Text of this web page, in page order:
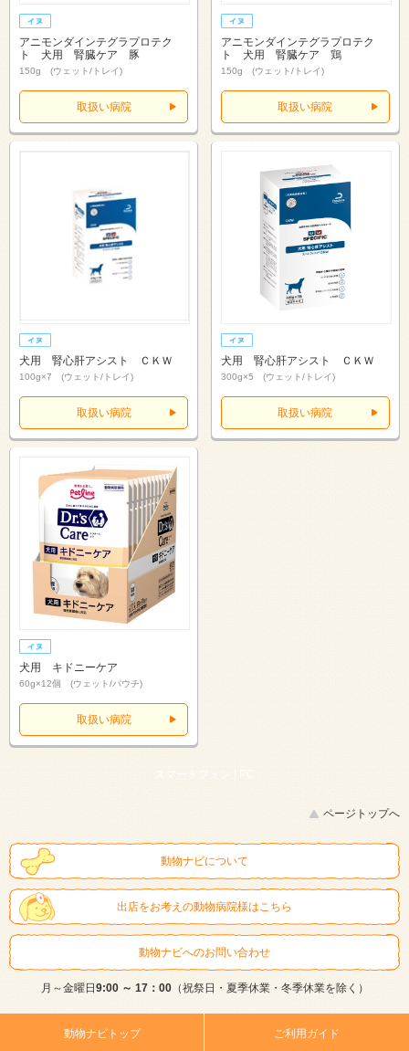
アニモンダインテグラプロテク
ト 犬用 腎臓ケア 豚
150g (ウェット/トレイ)
取扱い病院
アニモンダインテグラプロテク
ト 犬用 腎臓ケア 鶏
150g (ウェット/トレイ)
取扱い病院
犬用 腎心肝アシスト ＣＫＷ
100g×7 (ウェット/トレイ)
取扱い病院
犬用 腎心肝アシスト ＣＫＷ
300g×5 (ウェット/トレイ)
取扱い病院
犬用 キドニーケア
60g×12個 (ウェット/パウチ)
取扱い病院
スマートフォン | PC
ページトップへ
動物ナビについて
出店をお考えの動物病院様はこちら
動物ナビへのお問い合わせ
月～金曜日9:00 ～ 17：00（祝祭日・夏季休業・冬季休業を除く）
動物ナビトップ ご利用ガイド